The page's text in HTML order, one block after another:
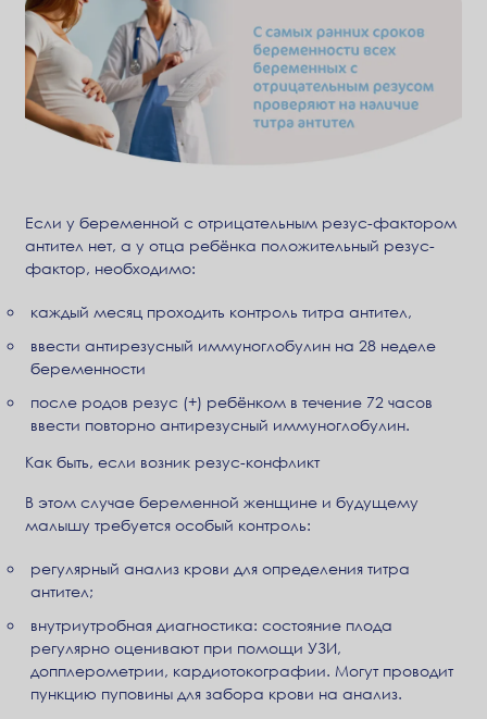
Если у беременной с отрицательным резус-фактором
антител нет, а у отца ребёнка положительный резус-
фактор, необходимо:
каждый месяц проходить контроль титра антител,
ввести антирезусный иммуноглобулин на 28 неделе
беременности
после родов резус (+) ребёнком в течение 72 часов
ввести повторно антирезусный иммуноглобулин.
Как быть, если возник резус-конфликт
В этом случае беременной женщине и будущему
малышу требуется особый контроль:
регулярный анализ крови для определения титра
антител;
внутриутробная диагностика: состояние плода
регулярно оценивают при помощи УЗИ,
допплерометрии, кардиотокографии. Могут проводит
пункцию пуповины для забора крови на анализ.